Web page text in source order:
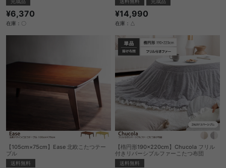
¥6,370
在庫：〇
¥14,990
在庫：△
【105cm×75cm】Ease 北欧こたつテー
ブル
送料無料
【楕円形190×220cm】Chucola フリル
付きリバーシブルファーこたつ布団
送料無料